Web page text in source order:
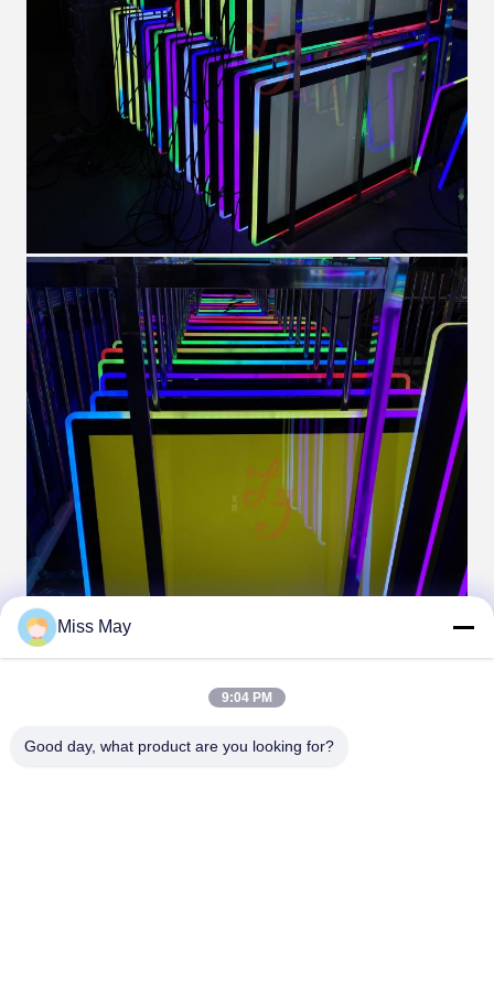
Miss May
9:04 PM
Good day, what product are you looking for?